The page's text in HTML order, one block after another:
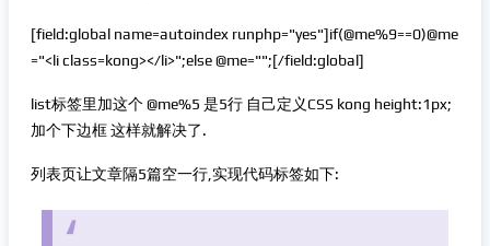
[field:global name=autoindex runphp="yes"]if(@me%9==0)@me
="<li class=kong></li>";else @me="";[/field:global]
list标签里加这个 @me%5 是5行 自己定义CSS kong height:1px;
加个下边框 这样就解决了.
列表页让文章隔5篇空一行,实现代码标签如下: